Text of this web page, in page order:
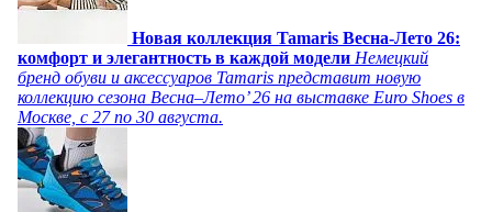
Новая коллекция Tamaris Весна-Лето 26:
комфорт и элегантность в каждой модели Немецкий
бренд обуви и аксессуаров Tamaris представит новую
коллекцию сезона Весна–Лето’ 26 на выставке Euro Shoes в
Москве, с 27 по 30 августа.